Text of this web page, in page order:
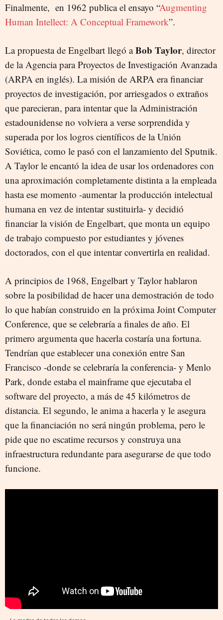
Finalmente, en 1962 publica el ensayo “Augmenting
Human Intellect: A Conceptual Framework”.
La propuesta de Engelbart llegó aBob Taylor, director
de la Agencia para Proyectos de Investigación Avanzada
(ARPA en inglés). La misión de ARPA era financiar
proyectos de investigación, por arriesgados o extraños
que parecieran, para intentar que la Administración
estadounidense no volviera a verse sorprendida y
superada por los logros científicos de la Unión
Soviética, como le pasó con el lanzamiento del Sputnik.
A Taylor le encantó la idea de usar los ordenadores con
una aproximación completamente distinta a la empleada
hasta ese momento -aumentar la producción intelectual
humana en vez de intentar sustituirla- y decidió
financiar la visión de Engelbart, que monta un equipo
de trabajo compuesto por estudiantes y jóvenes
doctorados, con el que intentar convertirla en realidad.
A principios de 1968, Engelbart y Taylor hablaron
sobre la posibilidad de hacer una demostración de todo
lo que habían construido en la próxima Joint Computer
Conference, que se celebraría a finales de año. El
primero argumenta que hacerla costaría una fortuna.
Tendrían que establecer una conexión entre San
Francisco -donde se celebraría la conferencia- y Menlo
Park, donde estaba el mainframe que ejecutaba el
software del proyecto, a más de 45 kilómetros de
distancia. El segundo, le anima a hacerla y le asegura
que la financiación no será ningún problema, pero le
pide que no escatime recursos y construya una
infraestructura redundante para asegurarse de que todo
funcione.